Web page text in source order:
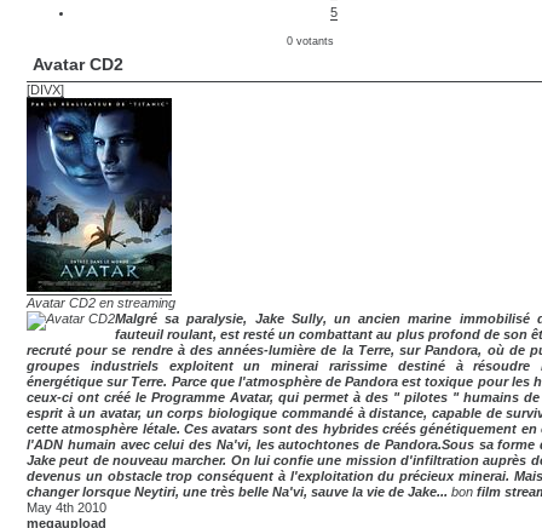
5
0 votants
Avatar CD2
[DIVX]
Avatar CD2 en streaming
Malgré sa paralysie, Jake Sully, un ancien marine immobilisé
fauteuil roulant, est resté un combattant au plus profond de son
recruté pour se rendre à des années-lumière de la Terre, sur Pandora, où de
groupes industriels exploitent un minerai rarissime destiné à résoudre
énergétique sur Terre. Parce que l'atmosphère de Pandora est toxique pour les
ceux-ci ont créé le Programme Avatar, qui permet à des " pilotes " humains
esprit à un avatar, un corps biologique commandé à distance, capable de
cette atmosphère létale. Ces avatars sont des hybrides créés génétiquement en
l'ADN humain avec celui des Na'vi, les autochtones de Pandora.Sous sa forme
Jake peut de nouveau marcher. On lui confie une mission d'infiltration auprès
devenus un obstacle trop conséquent à l'exploitation du précieux minerai.
changer lorsque Neytiri, une très belle Na'vi, sauve la vie de Jake... bon film
May 4th 2010
megaupload